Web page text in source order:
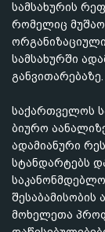
სამსახურის
რომელიც
სამსახურში
განვითარებაზე.
საქართველოს
ბიურო
ადამიანური
სტანდარტებს
შესაბამისობის
მოხელეთა